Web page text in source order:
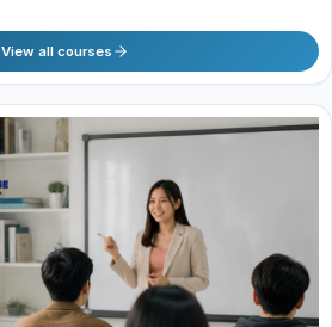
View all courses